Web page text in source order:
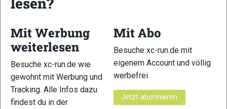
Business: GTWS-
Saisonrückblick
2025
Zwischen Schmerz
und Triumph: Ein
Film über Mut,
Verletzlichkeit und
dieselbe
Leidenschaft
Mit Werbung
weiterlesen
Besuche xc-run.de wie
gewohnt mit Werbung und
Tracking. Alle Infos dazu
findest du in der
Mit Abo
Besuche xc-run.de mit
eigenem Account und völlig
werbefrei.
Jetzt abonnieren